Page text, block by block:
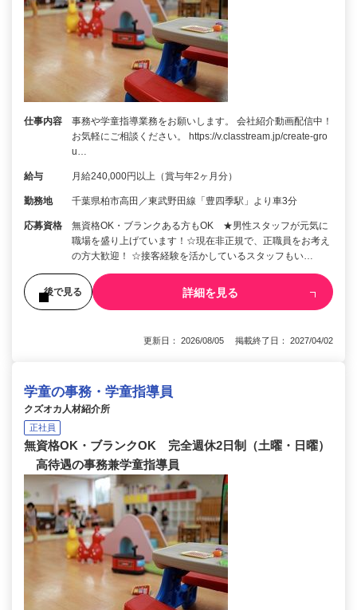
仕事内容
事務や学童指導業務をお願いします。 会社紹介動画配信中！
お気軽にご相談ください。 https://v.classtream.jp/create-gro
u…
給与 月給240,000円以上（賞与年2ヶ月分）
勤務地 千葉県柏市高田／東武野田線「豊四季駅」より車3分
応募資格
無資格OK・ブランクある方もOK ★男性スタッフが元気に
職場を盛り上げています！☆現在非正規で、正職員をお考え
の方大歓迎！ ☆接客経験を活かしているスタッフもい…
後で見る 詳細を見る
更新日： 2026/08/05 掲載終了日： 2027/04/02
学童の事務・学童指導員
クズオカ人材紹介所
正社員
無資格OK・ブランクOK 完全週休2日制（土曜・日曜）
高待遇の事務兼学童指導員